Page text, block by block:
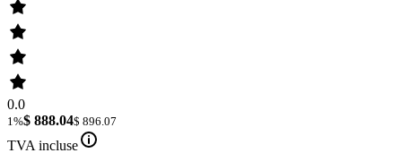
0.0
1%$ 888.04$ 896.07
TVA incluse